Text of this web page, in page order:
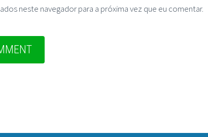
neste navegador para a próxima vez que eu comentar.